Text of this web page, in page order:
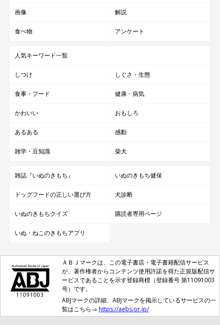
画像 解説
食べ物 アンケート
人気キーワード一覧
しつけ しぐさ・生態
食事・フード 健康・病気
かわいい おもしろ
あるある 感動
雑学・豆知識 柴犬
雑誌『いぬのきもち』 いぬのきもち健保
ドッグフードの正しい選び方 犬診断
いぬのきもちクイズ 購読者専用ページ
いぬ・ねこのきもちアプリ
ＡＢＪマークは、この電子書店・電子書籍配信サービス
が、著作権者からコンテンツ使用許諾を得た正規版配信サ
ービスであることを示す登録商標（登録番号 第11091003
号）です。
ABJマークの詳細、ABJマークを掲示しているサービスの一
覧はこちら→ https://aebs.or.jp/